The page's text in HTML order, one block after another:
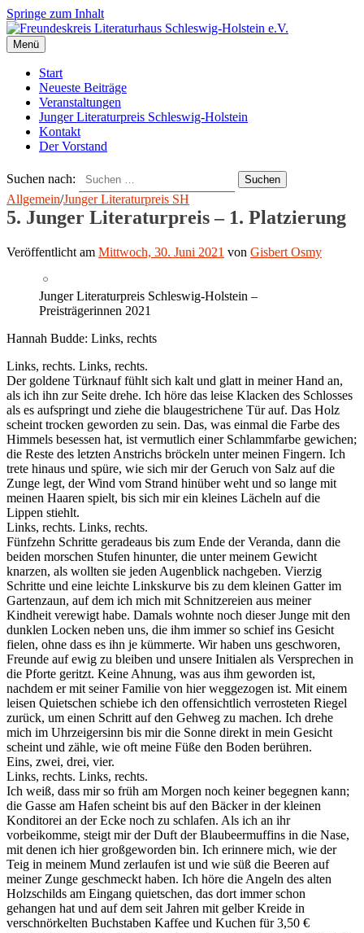
Springe zum Inhalt
Menü
Start
Neueste Beiträge
Veranstaltungen
Junger Literaturpreis Schleswig-Holstein
Kontakt
Der Vorstand
Suchen nach:
Allgemein/Junger Literaturpreis SH
5. Junger Literaturpreis – 1. Platzierung
Veröffentlicht am Mittwoch, 30. Juni 2021 von Gisbert Osmy
Junger Literaturpreis Schleswig-Holstein –
Preisträgerinnen 2021
Hannah Budde: Links, rechts
Links, rechts. Links, rechts.
Der goldene Türknauf fühlt sich kalt und glatt in meiner Hand an,
als ich ihn zur Seite drehe. Ich höre das leise Klacken des Schlosses
als es aufspringt und ziehe die blaugestrichene Tür auf. Das Holz
scheint trocken geworden zu sein. Das, was einmal die Farbe des
Himmels besessen hat, ist vermutlich einer Schlammfarbe gewichen;
die Reste des letzten Anstrichs bröckeln unter meinen Fingern. Ich
trete hinaus und spüre, wie sich mir der Geruch von Salz auf die
Zunge legt, der Wind vom Strand hinüber weht und so lange mit
meinen Haaren spielt, bis sich mir ein kleines Lächeln auf die
Lippen stiehlt.
Links, rechts. Links, rechts.
Fünfzehn Schritte geradeaus bis zum Ende der Veranda, dann die
beiden morschen Stufen hinunter, die unter meinem Gewicht
knarzen, als wollten sie jeden Augenblick nachgeben. Vierzig
Schritte und eine leichte Linkskurve bis zu dem kleinen Gatter im
Gartenzaun, auf dem ich mich mit Schnitzereien aus meiner
Kindheit verewigt habe. Damals wohnte noch dieser Junge mit den
dunklen Locken neben uns, die ihm immer so schief ins Gesicht
fielen, ohne dass es ihn je kümmerte. Wir haben uns geschworen,
Freunde auf ewig zu bleiben und unsere Initialen als Versprechen in
die Pforte geritzt. Keine Ahnung, was aus ihm geworden ist,
nachdem er mit seiner Familie von hier weggezogen ist. Mit einem
leisen Quietschen schiebe ich den offensichtlich verrosteten Riegel
zurück, um einen Schritt auf den Gehweg zu machen. Ich drehe
mich im Uhrzeigersinn bis mir die Sonne direkt in mein Gesicht
scheint und zähle, wie oft meine Füße den Boden berühren.
Eins, zwei, drei, vier.
Links, rechts. Links, rechts.
Ich weiß, dass mir so früh am Morgen noch keiner begegnen kann;
die Gasse am Hafen scheint bis auf den Bäcker in der kleinen
Konditorei an der Ecke noch zu schlafen. Als ich an ihr
vorbeikomme, steigt mir der Duft der Blaubeermuffins in die Nase,
mit denen ich hier großgeworden bin. Ich erinnere mich, wie der
Teig in meinem Mund zerlaufen ist und wie süß die Beeren auf
meiner Zunge geschmeckt haben. Ich höre die Angeln des alten
Holzschilds am Eingang quietschen, das dort immer schon
gehangen hat und auf dem seit Jahren mit gelber Kreide in
verschnörkelten Buchstaben Kaffee und Kuchen für 3,50 €